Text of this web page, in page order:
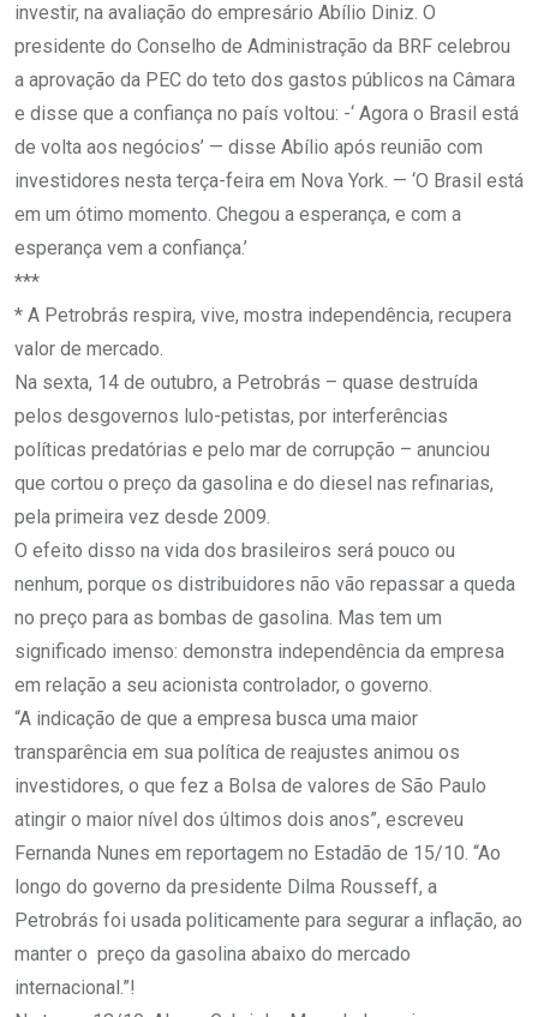
investir, na avaliação do empresário Abílio Diniz. O
presidente do Conselho de Administração da BRF celebrou
a aprovação da PEC do teto dos gastos públicos na Câmara
e disse que a confiança no país voltou: -‘ Agora o Brasil está
de volta aos negócios’ — disse Abílio após reunião com
investidores nesta terça-feira em Nova York. — ‘O Brasil está
em um ótimo momento. Chegou a esperança, e com a
esperança vem a confiança.’
***
* A Petrobrás respira, vive, mostra independência, recupera
valor de mercado.
Na sexta, 14 de outubro, a Petrobrás – quase destruída
pelos desgovernos lulo-petistas, por interferências
políticas predatórias e pelo mar de corrupção – anunciou
que cortou o preço da gasolina e do diesel nas refinarias,
pela primeira vez desde 2009.
O efeito disso na vida dos brasileiros será pouco ou
nenhum, porque os distribuidores não vão repassar a queda
no preço para as bombas de gasolina. Mas tem um
significado imenso: demonstra independência da empresa
em relação a seu acionista controlador, o governo.
“A indicação de que a empresa busca uma maior
transparência em sua política de reajustes animou os
investidores, o que fez a Bolsa de valores de São Paulo
atingir o maior nível dos últimos dois anos”, escreveu
Fernanda Nunes em reportagem no Estadão de 15/10. “Ao
longo do governo da presidente Dilma Rousseff, a
Petrobrás foi usada politicamente para segurar a inflação, ao
manter o preço da gasolina abaixo do mercado
internacional.”!